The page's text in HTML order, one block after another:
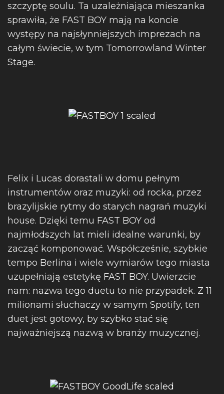
szczyptę soulu. Ta uzależniająca mieszanka
sprawiła, że FAST BOY mają na koncie
występy na najsłynniejszych imprezach na
całym świecie, w tym Tomorrowland Winter
Stage.
Felix i Lucas dorastali w domu pełnym
instrumentów oraz muzyki: od rocka, przez
brazylijskie rytmy do starych nagrań muzyki
house. Dzięki temu FAST BOY od
najmłodszych lat mieli idealne warunki, by
zacząć komponować. Współcześnie, szybkie
tempo Berlina i wiele wymiarów tego miasta
uzupełniają estetykę FAST BOY. Uwierzcie
nam: nazwa tego duetu to nie przypadek. Z 11
milionami słuchaczy w samym Spotify, ten
duet jest gotowy, by szybko stać się
najważniejszą nazwą w branży muzycznej.